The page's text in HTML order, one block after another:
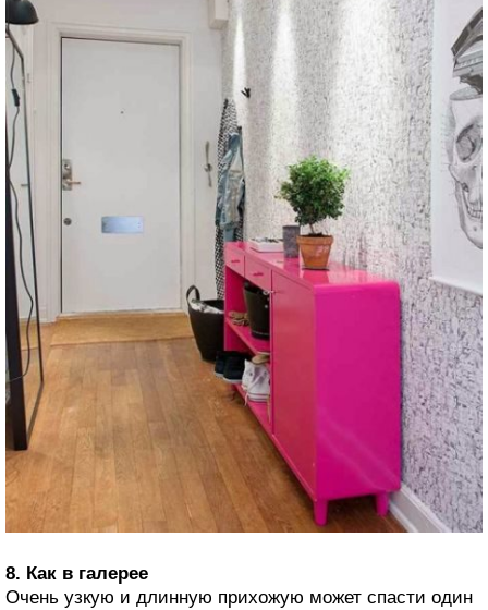
8. Как в галерее
Очень узкую и длинную прихожую может спасти один